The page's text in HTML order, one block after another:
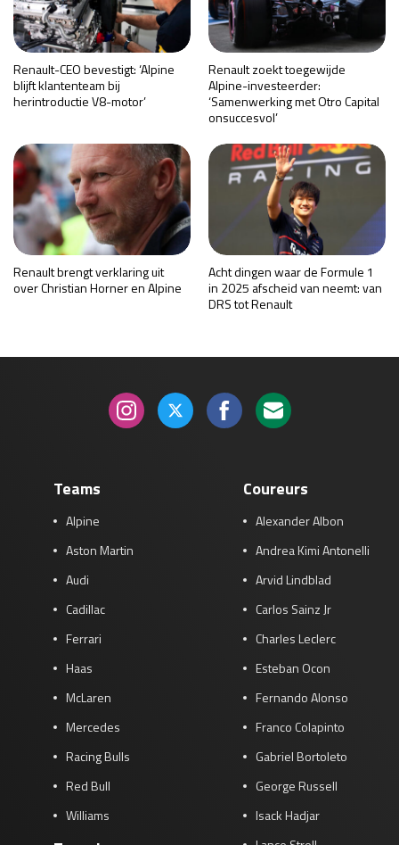
Renault-CEO bevestigt: ‘Alpine
blijft klantenteam bij
herintroductie V8-motor’
Renault zoekt toegewijde
Alpine-investeerder:
‘Samenwerking met Otro Capital
onsuccesvol’
Renault brengt verklaring uit
over Christian Horner en Alpine
Acht dingen waar de Formule 1
in 2025 afscheid van neemt: van
DRS tot Renault
Teams
Alpine
Aston Martin
Audi
Cadillac
Ferrari
Haas
McLaren
Mercedes
Racing Bulls
Red Bull
Williams
Coureurs
Alexander Albon
Andrea Kimi Antonelli
Arvid Lindblad
Carlos Sainz Jr
Charles Leclerc
Esteban Ocon
Fernando Alonso
Franco Colapinto
Gabriel Bortoleto
George Russell
Isack Hadjar